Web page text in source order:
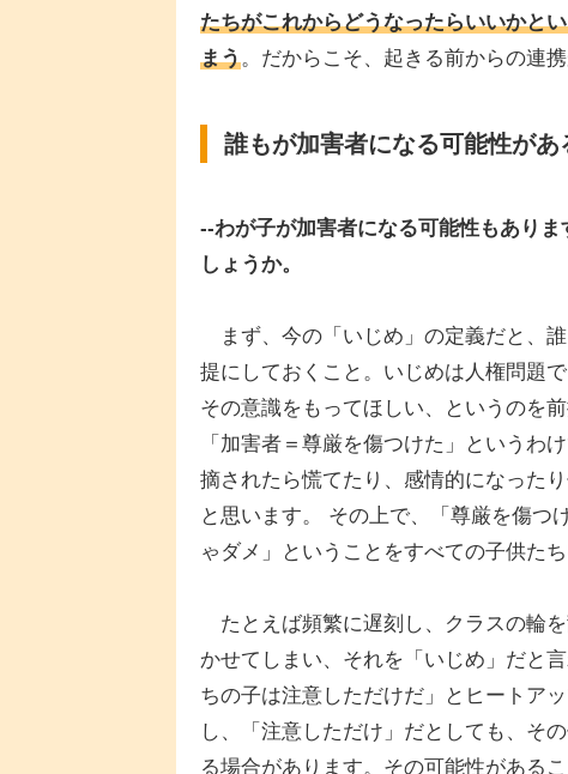
たちがこれからどうなったらいいかと
まう。だからこそ、起きる前からの連携
誰もが加害者になる可能性があ
--わが子が加害者になる可能性もあり
しょうか。
まず、今の「いじめ」の定義だと、
提にしておくこと。いじめは人権問題
その意識をもってほしい、というのを
「加害者＝尊厳を傷つけた」というわ
摘されたら慌てたり、感情的になった
と思います。 その上で、「尊厳を傷つ
ゃダメ」ということをすべての子供た
たとえば頻繁に遅刻し、クラスの輪
かせてしまい、それを「いじめ」だと
ちの子は注意しただけだ」とヒートア
し、「注意しただけ」だとしても、そ
る場合があります。その可能性がある